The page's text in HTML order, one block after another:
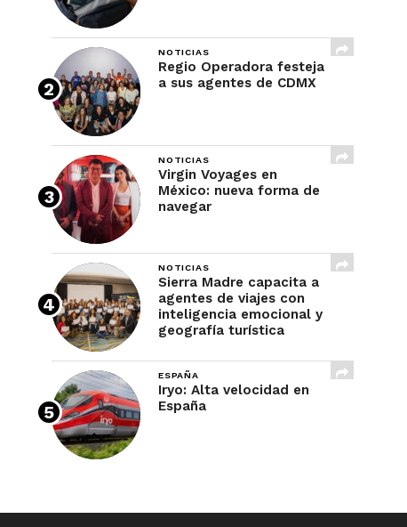
NOTICIAS
Regio Operadora festeja
a sus agentes de CDMX
NOTICIAS
Virgin Voyages en
México: nueva forma de
navegar
NOTICIAS
Sierra Madre capacita a
agentes de viajes con
inteligencia emocional y
geografía turística
ESPAÑA
Iryo: Alta velocidad en
España